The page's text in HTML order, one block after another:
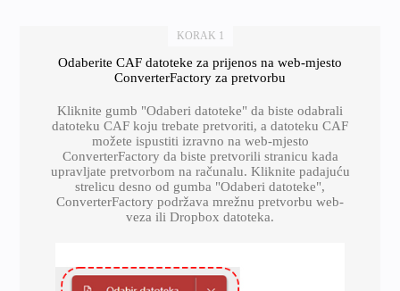
KORAK 1
Odaberite CAF datoteke za prijenos na web-mjesto
ConverterFactory za pretvorbu
Kliknite gumb "Odaberi datoteke" da biste odabrali
datoteku CAF koju trebate pretvoriti, a datoteku CAF
možete ispustiti izravno na web-mjesto
ConverterFactory da biste pretvorili stranicu kada
upravljate pretvorbom na računalu. Kliknite padajuću
strelicu desno od gumba "Odaberi datoteke",
ConverterFactory podržava mrežnu pretvorbu web-
veza ili Dropbox datoteka.